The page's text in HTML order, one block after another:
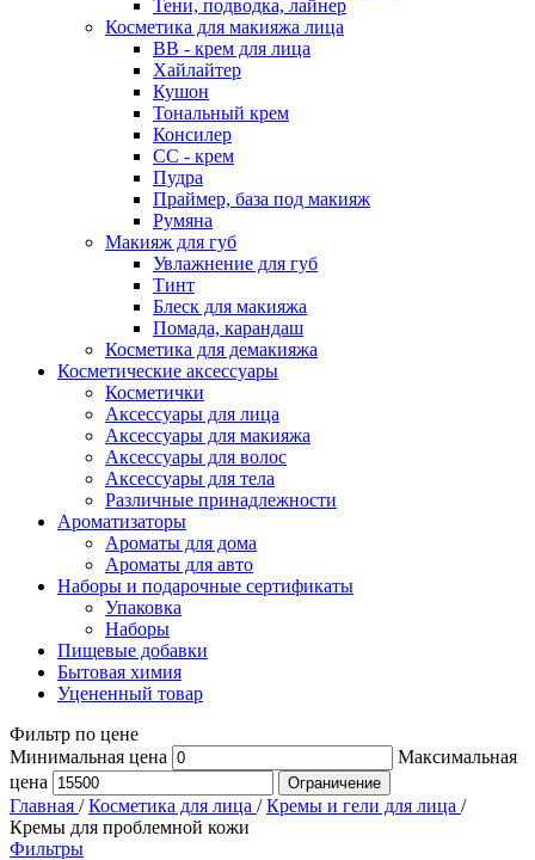
Тени, подводка, лайнер
Косметика для макияжа лица
ВВ - крем для лица
Хайлайтер
Кушон
Тональный крем
Консилер
СС - крем
Пудра
Праймер, база под макияж
Румяна
Макияж для губ
Увлажнение для губ
Тинт
Блеск для макияжа
Помада, карандаш
Косметика для демакияжа
Косметические аксессуары
Косметички
Аксессуары для лица
Аксессуары для макияжа
Аксессуары для волос
Аксессуары для тела
Различные принадлежности
Ароматизаторы
Ароматы для дома
Ароматы для авто
Наборы и подарочные сертификаты
Упаковка
Наборы
Пищевые добавки
Бытовая химия
Уцененный товар
Фильтр по цене
Минимальная цена
Максимальная
цена
Ограничение
Главная / Косметика для лица / Кремы и гели для лица /
Кремы для проблемной кожи
Фильтры